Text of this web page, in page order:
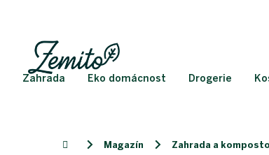
Zahrada Eko domácnost Drogerie
Domů Magazín Zahrada a